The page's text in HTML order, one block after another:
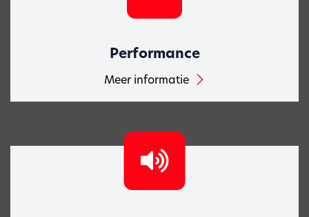
Performance
Meer informatie